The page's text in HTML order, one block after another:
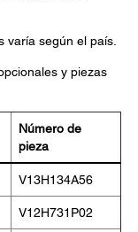
varía según el país.
y piezas
Número de
pieza
V13H134A56
V12H731P02